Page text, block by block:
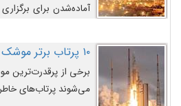
آماده‌شدن برای
می‌دانند، است و قرار
در مقابل آنها شهادت۱۰ پرتاب برتر موشک آریان ۵ در تمام ادوار
برخی از پرقدرت‌ترین
می‌شوند پرتاب‌های